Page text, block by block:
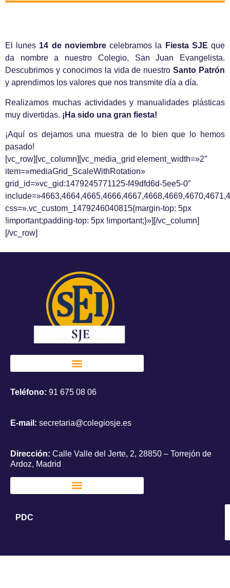
El lunes 14 de noviembrecelebramos la Fiesta SJE que
da nombre a nuestro Colegio, San Juan Evangelista.
Descubrimos y conocimos la vida de nuestroSanto Patrón
y aprendimos los valores que nos transmite día a día.
Realizamos muchas actividades y manualidades plásticas
muy divertidas. ¡Ha sido una gran fiesta!
¡Aquí os dejamos una muestra de lo bien que lo hemos
pasado!
[vc_row][vc_column][vc_media_grid element_width=»2″
item=»mediaGrid_ScaleWithRotation»
grid_id=»vc_gid:1479245771125-f49dfd6d-5ee5-0″
css=».vc_custom_1479246040815{margin-top: 5px
!important;padding-top: 5px !important;}»][/vc_column]
[/vc_row]
Teléfono: 91 675 08 06
E-mail: secretaria@colegiosje.es
Dirección: Calle Valle del Jerte, 2, 28850 – Torrejón de
Ardoz, Madrid
PDC